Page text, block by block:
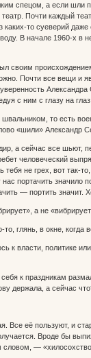
спецом, а если шли
Почти каждый
то суеверий
В начале 1960-х в
своим
Почти все вещи и
с ним с глазу на
то есть
«шили» Александр
а сейчас все шьют,
человеческий
не грех, вот так-
портачить значило
— портить значит.
а не
глянь, в окне,
к власти, политике
к праздникам
держала, а сейчас
её пользуют, и
Вроде бы
—